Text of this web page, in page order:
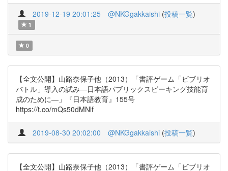
2019-12-19 20:01:25 @NKGgakkaishi (投稿一覧)
1
0
【全文公開】山路奈保子他（2013）「書評ゲーム「ビブリオ
バトル」導入の試み―日本語パブリックスピーキング技能育
成のために―」『日本語教育』155号
https://t.co/mQs50dMNlf
2019-08-30 20:02:00 @NKGgakkaishi (投稿一覧)
【全文公開】山路奈保子他（2013）「書評ゲーム「ビブリオ